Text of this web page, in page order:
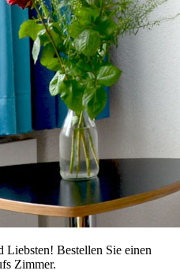
Liebsten! Bestellen Sie einen
Zimmer.